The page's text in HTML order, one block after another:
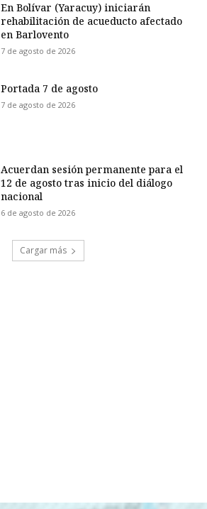
En Bolívar (Yaracuy) iniciarán
rehabilitación de acueducto afectado
en Barlovento
7 de agosto de 2026
Portada 7 de agosto
7 de agosto de 2026
Acuerdan sesión permanente para el
12 de agosto tras inicio del diálogo
nacional
6 de agosto de 2026
Cargar más